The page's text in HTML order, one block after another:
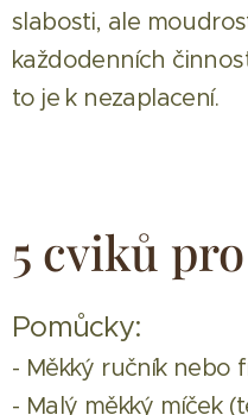
slabosti, ale
každodenních
to je k nezaplacení.
5 cviků
Pomůcky:
- Měkký ručník nebo
- Malý měkký míček